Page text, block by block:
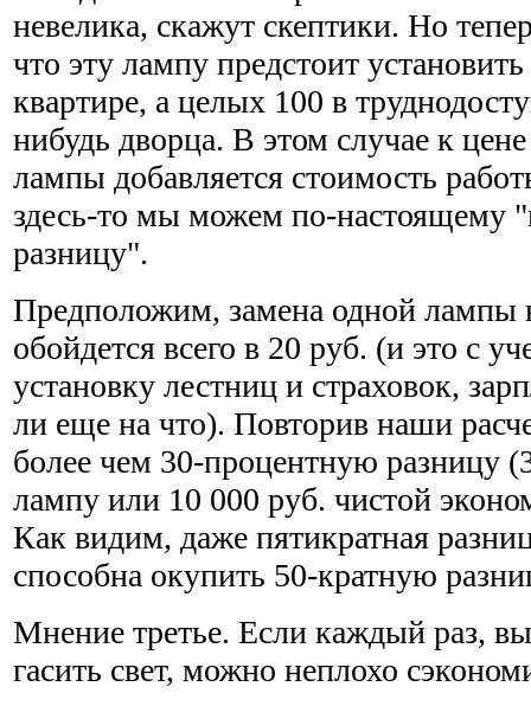
невелика, скажут скептики. Но
что эту лампу предстоит
квартире, а целых 100 в
нибудь дворца. В этом случае к
лампы добавляется стоимость
здесь-то мы можем по-настоящему
разницу".
Предположим, замена одной лампы
обойдется всего в 20 руб. (и это с
установку лестниц и страховок,
ли еще на что). Повторив наши
более чем 30-процентную разницу
лампу или 10 000 руб. чистой
Как видим, даже пятикратная
способна окупить 50-кратную
Мнение третье. Если каждый раз,
гасить свет, можно неплохо